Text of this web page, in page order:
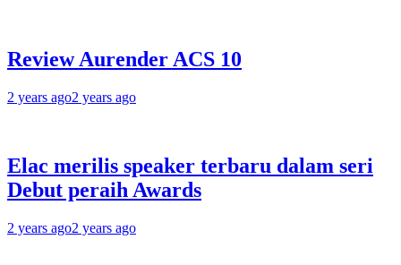
Review Aurender ACS 10
2 years ago2 years ago
Elac merilis speaker terbaru dalam seri
Debut peraih Awards
2 years ago2 years ago